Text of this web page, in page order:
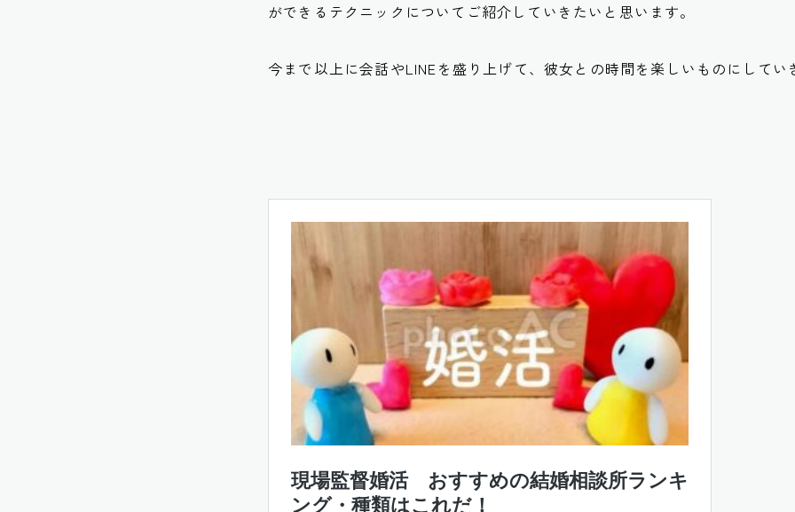
ができるテクニックについてご紹介していきたいと思います。
今まで以上に会話やLINEを盛り上げて、彼女との時間を楽しいものにしてい